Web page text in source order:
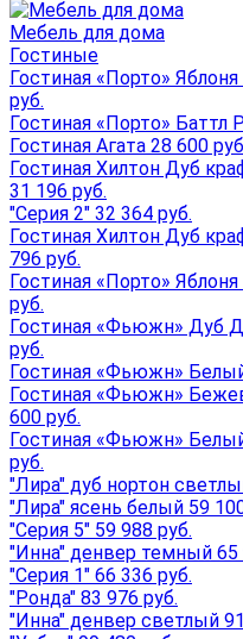
Мебель для дома
Гостиные
Гостиная «Порто»
руб.
Гостиная «Порто» Баттл
Гостиная Агата 28 600
Гостиная Хилтон Дуб
31 196 руб.
"Серия 2" 32 364 руб.
Гостиная Хилтон Дуб
796 руб.
Гостиная «Порто»
руб.
Гостиная «Фьюжн» Дуб
руб.
Гостиная «Фьюжн»
Гостиная «Фьюжн»
600 руб.
Гостиная «Фьюжн»
руб.
"Лира" дуб нортон
"Лира" ясень белый 59
"Серия 5" 59 988 руб.
"Инна" денвер темный 65
"Серия 1" 66 336 руб.
"Ронда" 83 976 руб.
"Инна" денвер светлый